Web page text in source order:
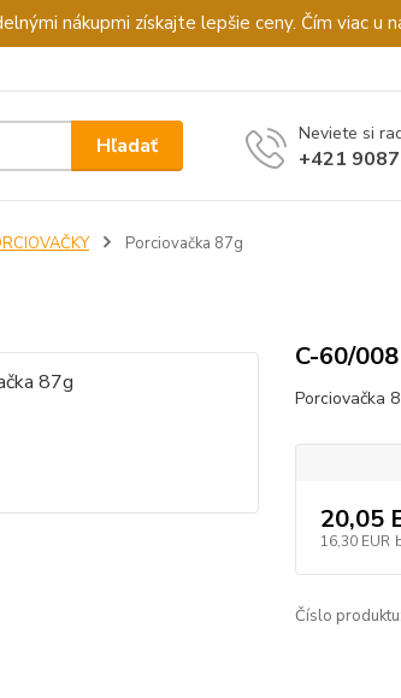
nákupmi získajte lepšie ceny. Čím viac u
Hľadať Neviete si
+421
Porciovačka 87g
C-60/008
Porciovačka
20,05
16,30 EUR
Číslo produktu: